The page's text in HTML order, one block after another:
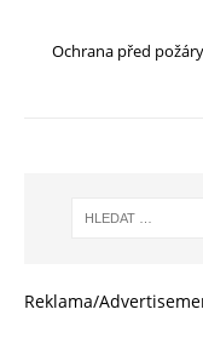
Ochrana před
Reklama/